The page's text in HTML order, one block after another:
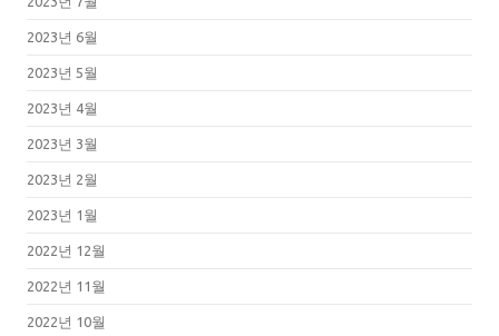
2023년 6월
2023년 5월
2023년 4월
2023년 3월
2023년 2월
2023년 1월
2022년 12월
2022년 11월
2022년 10월